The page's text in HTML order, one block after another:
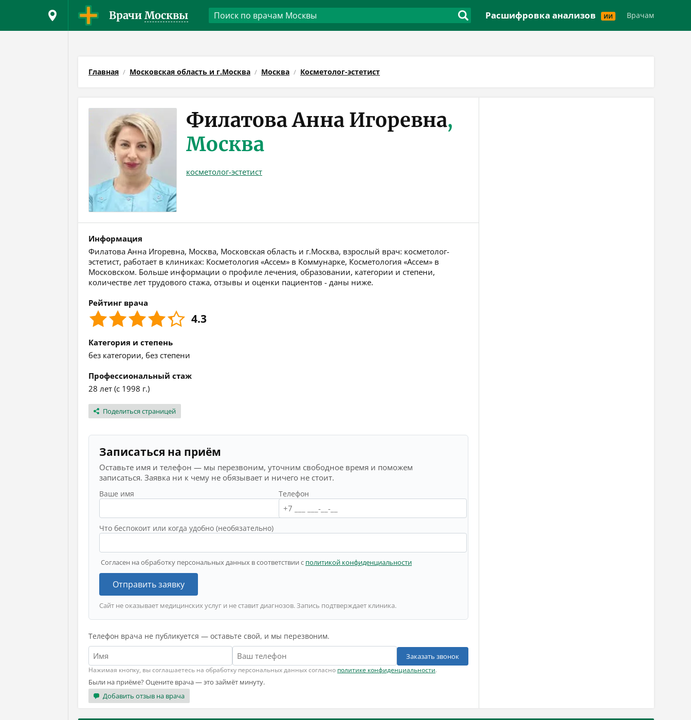
Врачи Москвы Расшифровка анализов ИИ Врачам
Главная Московская область и г.Москва Москва Косметолог-эстетист
Филатова Анна Игоревна,
Москва
косметолог-эстетист
Информация
Филатова Анна Игоревна, Москва, Московская область и г.Москва, взрослый врач: косметолог-
эстетист, работает в клиниках: Косметология «Ассем» в Коммунарке, Косметология «Ассем» в
Московском. Больше информации о профиле лечения, образовании, категории и степени,
количестве лет трудового стажа, отзывы и оценки пациентов - даны ниже.
Рейтинг врача
4.3
Категория и степень
без категории, без степени
Профессиональный стаж
28 лет (с 1998 г.)
Поделиться страницей
Записаться на приём
Оставьте имя и телефон — мы перезвоним, уточним свободное время и поможем
записаться. Заявка ни к чему не обязывает и ничего не стоит.
Ваше имя Телефон
Что беспокоит или когда удобно (необязательно)
Согласен на обработку персональных данных в соответствии с политикой конфиденциальности
Отправить заявку
Сайт не оказывает медицинских услуг и не ставит диагнозов. Запись подтверждает клиника.
Телефон врача не публикуется — оставьте свой, и мы перезвоним.
Заказать звонок
Нажимая кнопку, вы соглашаетесь на обработку персональных данных согласно политике конфиденциальности.
Были на приёме? Оцените врача — это займёт минуту.
Добавить отзыв на врача